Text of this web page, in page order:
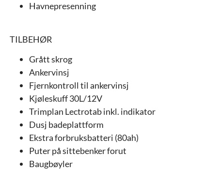
Havnepresenning
TILBEHØR
Grått skrog
Ankervinsj
Fjernkontroll til ankervinsj
Kjøleskuff 30L/12V
Trimplan Lectrotab inkl. indikator
Dusj badeplattform
Ekstra forbruksbatteri (80ah)
Puter på sittebenker forut
Baugbøyler